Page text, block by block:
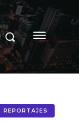
REPORTAJES